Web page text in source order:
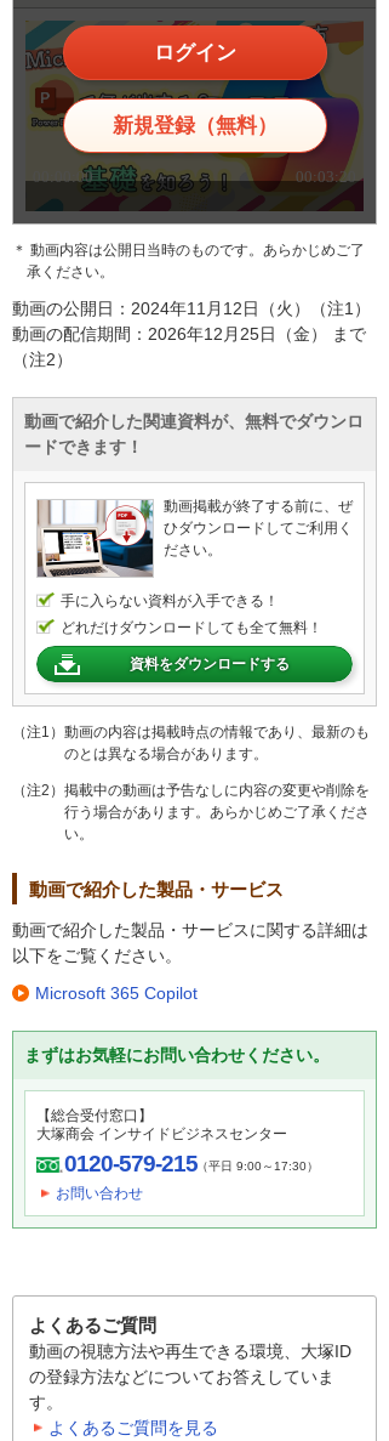
ログイン
新規登録（無料）
＊ 動画内容は公開日当時のものです。あらかじめご了
承ください。
動画の公開日：2024年11月12日（火）（注1）
動画の配信期間：2026年12月25日（金） まで
（注2）
動画で紹介した関連資料が、無料でダウンロ
ードできます！
動画掲載が終了する前に、ぜ
ひダウンロードしてご利用く
ださい。
手に入らない資料が入手できる！
どれだけダウンロードしても全て無料！
資料をダウンロードする
（注1）動画の内容は掲載時点の情報であり、最新のも
のとは異なる場合があります。
（注2）掲載中の動画は予告なしに内容の変更や削除を
行う場合があります。あらかじめご了承くださ
い。
動画で紹介した製品・サービス
動画で紹介した製品・サービスに関する詳細は
以下をご覧ください。
Microsoft 365 Copilot
まずはお気軽にお問い合わせください。
【総合受付窓口】
大塚商会 インサイドビジネスセンター
0120-579-215（平日 9:00～17:30）
お問い合わせ
よくあるご質問
動画の視聴方法や再生できる環境、大塚ID
の登録方法などについてお答えしていま
す。
よくあるご質問を見る